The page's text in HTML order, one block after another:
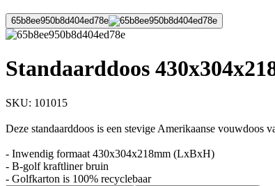
65b8ee950b8d404ed78e
Standaarddoos
SKU: 101015
Deze standaarddoos is een stevige Amerikaanse
- Inwendig formaat 430x304x218mm (LxBxH)
- B-golf kraftliner bruin
- Golfkarton is 100% recyclebaar